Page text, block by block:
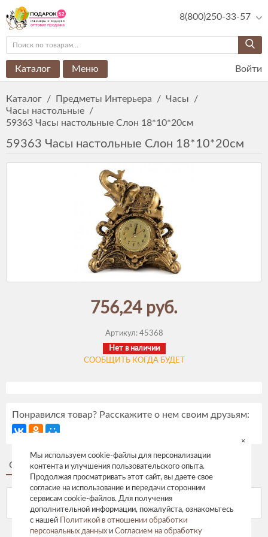
8(800)250-33-57
Каталог Меню Войти
Каталог / Предметы Интерьера / Часы
/
Часы настольные /
59363 Часы настольные Слон 18*10*20см
59363 Часы настольные Слон 18*10*20см
756,24 руб.
Артикул: 45368
Нет в наличии
СООБЩИТЬ КОГДА БУДЕТ
Понравился товар? Расскажите о нем своим друзьям:
Описание Отзывы
Мы используем cookie-файлы для персонализации
контента и улучшения пользовательского опыта.
Продолжая просматривать этот сайт, вы даете свое
согласие на использование и передачи сторонним
сервисам cookie-файлов. Для получения
дополнительной информации, пожалуйста, ознакомьтесь
с нашей
Политикой в отношении обработки
персональных данных и Согласием на обработку
×